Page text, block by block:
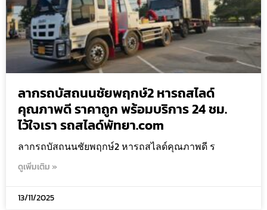
ลากรถบัสถนนชัยพฤกษ์2 หารถสไลด์
คุณภาพดี ราคาถูก พร้อมบริการ 24 ชม.
ไว้ใจเรา รถสไลด์พัทยา.com
ลากรถบัสถนนชัยพฤกษ์2 หารถสไลด์คุณภาพดี ร
ดูเพิ่มเติม »
13/11/2025